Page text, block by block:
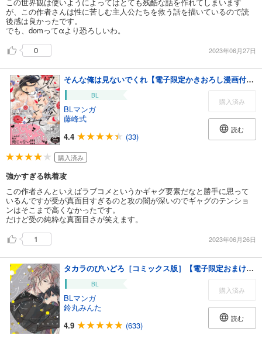
が、この作者さんは性に苦しむ主人公たちを救う話を描いているので読
後感は良かったです。
でも、domってαより恐ろしいわ。
0
2023年06月27日
そんな俺は見ないでくれ【電子限定かきおろし漫画付】＜デジタル版＞
BL
BLマンガ
藤峰式
4.4
(33)
購入済み
読む
購入済み
強かすぎる執着攻
この作者さんといえばラブコメというかギャグ要素だなと勝手に思って
いるんですが受が真面目すぎるのと攻の闇が深いのでギャグのテンショ
ンはそこまで高くなかったです。
だけど受の純粋な真面目さが笑えます。
1
2023年06月26日
タカラのびいどろ［コミックス版］【電子限定おまけ付き】
BL
BLマンガ
鈴丸みんた
4.9
(633)
購入済み
読む